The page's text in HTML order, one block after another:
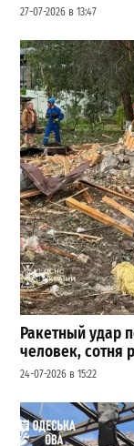
27-07-2026 в 13:47
Ракетный удар
человек, сотня
24-07-2026 в 15:22